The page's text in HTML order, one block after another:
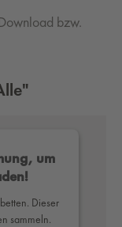
bzw.
um
Dieser
sammeln.